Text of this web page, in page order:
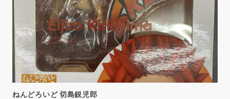
ねんどろいど 切島鋭児郎